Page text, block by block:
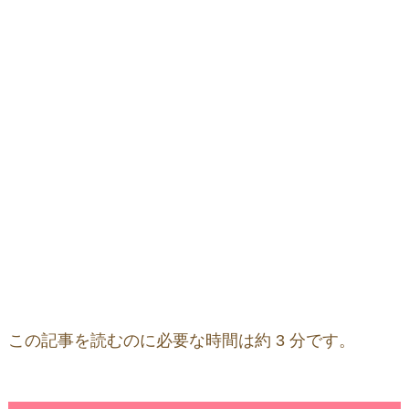
この記事を読むのに必要な時間は約 3 分です。